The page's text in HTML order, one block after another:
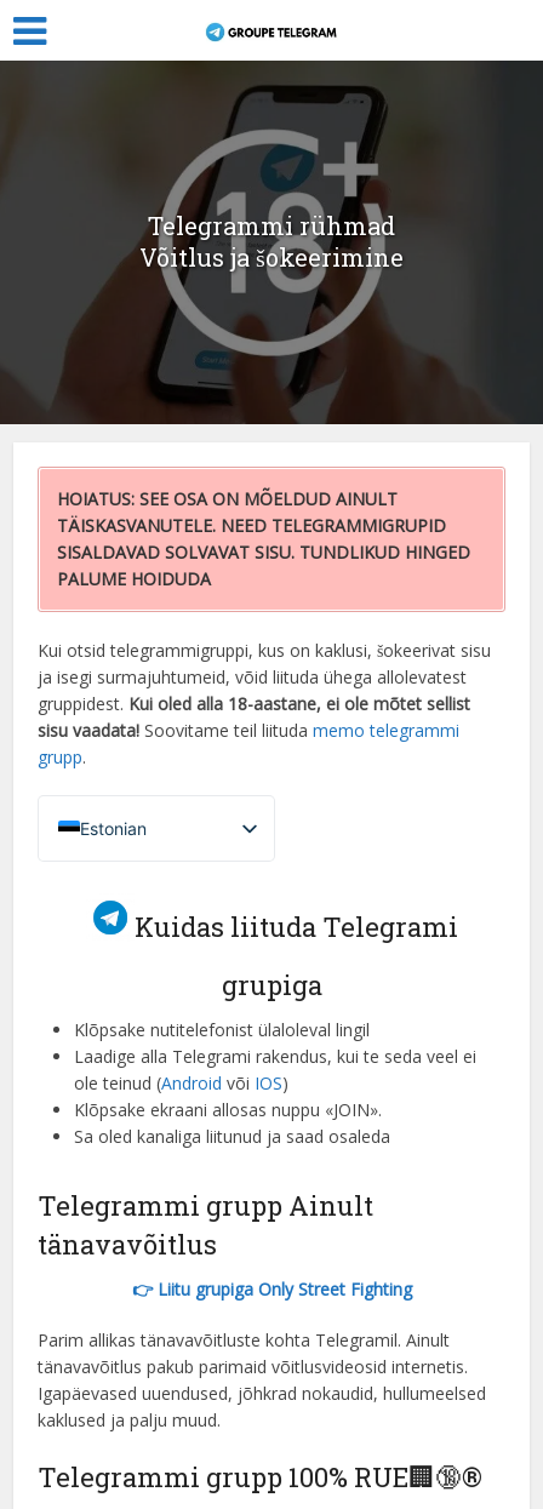
Telegrammi rühmad
Võitlus ja šokeerimine
HOIATUS: SEE OSA ON MÕELDUD AINULT
TÄISKASVANUTELE. NEED TELEGRAMMIGRUPID
SISALDAVAD SOLVAVAT SISU. TUNDLIKUD HINGED
PALUME HOIDUDA
Kui otsid telegrammigruppi, kus on kaklusi, šokeerivat sisu
ja isegi surmajuhtumeid, võid liituda ühega allolevatest
gruppidest. Kui oled alla 18-aastane, ei ole mõtet sellist
sisu vaadata!Soovitame teil liitudamemo telegrammi
grupp.
Estonian
French (France)
English
Spanish
Portuguese (Portugal)
Greek
Chinese
Russian
Bulgarian
Danish
Swedish
Finnish
Kuidas liituda Telegrami
grupiga
Klõpsake nutitelefonist ülaloleval lingil
Laadige alla Telegrami rakendus, kui te seda veel ei
ole teinud (Android või IOS)
Klõpsake ekraani allosas nuppu «JOIN».
Sa oled kanaliga liitunud ja saad osaleda
Telegrammi grupp Ainult
tänavavõitlus
👉 Liitu grupiga Only Street Fighting
Parim allikas tänavavõitluste kohta Telegramil. Ainult
tänavavõitlus pakub parimaid võitlusvideosid internetis.
Igapäevased uuendused, jõhkrad nokaudid, hullumeelsed
kaklused ja palju muud.
Telegrammi grupp 100% RUE🏢🔞®